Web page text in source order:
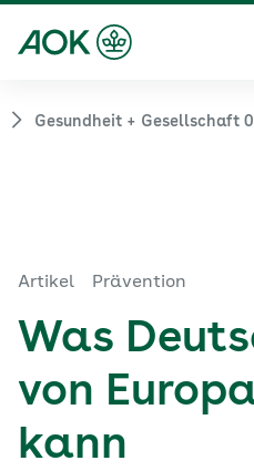
Gesundheit + Gesellschaft
Artikel Prävention
Was
von
kann